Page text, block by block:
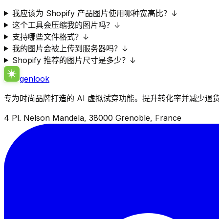
我应该为 Shopify 产品图片使用哪种宽高比？ ↓
这个工具会压缩我的图片吗？ ↓
支持哪些文件格式？ ↓
我的图片会被上传到服务器吗？ ↓
Shopify 推荐的图片尺寸是多少？ ↓
genlook
专为时尚品牌打造的 AI 虚拟试穿功能。提升转化率并减少退
4 Pl. Nelson Mandela, 38000 Grenoble, France